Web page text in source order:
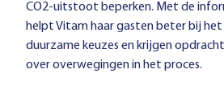
CO2-uitstoot beperken. Met de
helpt Vitam haar gasten beter bij het
duurzame keuzes en krijgen
over overwegingen in het proces.